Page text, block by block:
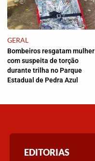
GERAL
Bombeiros resgatam mulher
com suspeita de torção
durante trilha no Parque
Estadual de Pedra Azul
EDITORIAS